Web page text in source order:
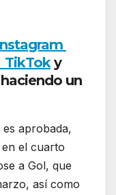
gram
TikToky
un
es aprobada,
el cuarto
a Gol, que
así como